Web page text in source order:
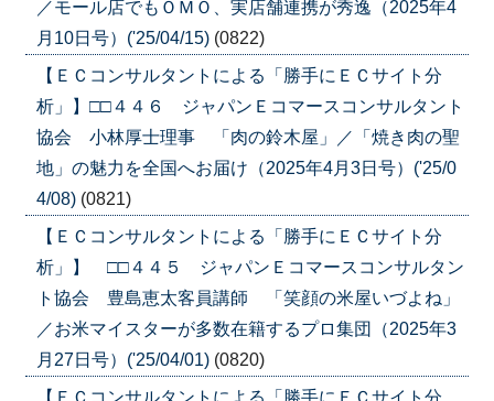
／モール店でもＯＭＯ、実店舗連携が秀逸（2025年4
月10日号）('25/04/15) (0822)
【ＥＣコンサルタントによる「勝手にＥＣサイト分
析」】□□４４６ ジャパンＥコマースコンサルタント
協会 小林厚士理事 「肉の鈴木屋」／「焼き肉の聖
地」の魅力を全国へお届け（2025年4月3日号）('25/0
4/08) (0821)
【ＥＣコンサルタントによる「勝手にＥＣサイト分
析」】 □□４４５ ジャパンＥコマースコンサルタン
ト協会 豊島恵太客員講師 「笑顔の米屋いづよね」
／お米マイスターが多数在籍するプロ集団（2025年3
月27日号）('25/04/01) (0820)
【ＥＣコンサルタントによる「勝手にＥＣサイト分